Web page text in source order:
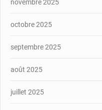
novembre 2025
octobre 2025
septembre 2025
août 2025
juillet 2025